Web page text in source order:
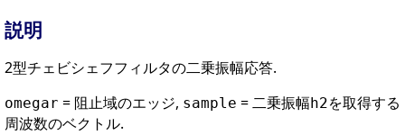
説明
2型チェビシェフフィルタの二乗振幅応答.
omegar = 阻止域のエッジ, sample = 二乗振幅 h2を取得する
周波数のベクトル.